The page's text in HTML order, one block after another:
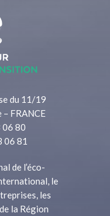
du 11/19
FRANCE
06 80
06 81
de l’éco-
le
les
la Région